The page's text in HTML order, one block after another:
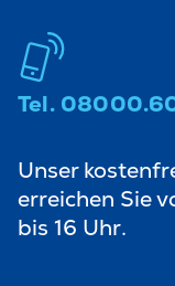
Tel.
Unser
erreichen Sie
bis 16 Uhr.